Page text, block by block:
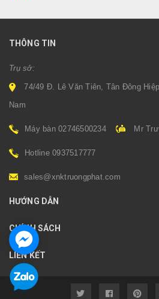
THÔNG TIN
Trụ sở:
74/49 Đ. Lê Văn Tiên, Tân Đông
Nam
Máy bàn 02746500234 Mr
Hotline 0937517777
sales@xnktruongphat.com
HƯỚNG DẪN
CHÍNH SÁCH
LIÊN KẾT